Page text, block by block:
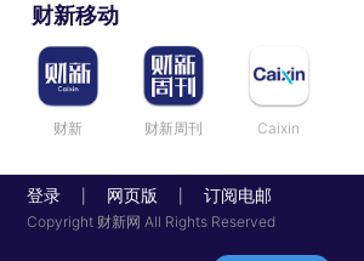
财新移动
财新 财新周刊 Caixin
登录 网页版 订阅电邮
Copyright 财新网 All Rights Reserved